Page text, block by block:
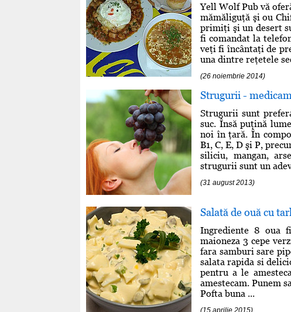
Yell Wolf Pub vă
mămăliguţă şi ou
primiţi şi un desert
fi comandat la
veţi fi încântaţi de
una dintre reţetele
(26 noiembrie 2014)
Strugurii -
Strugurii sunt
suc. Însă puţină
noi în ţară. În
B1, C, E, D şi P,
siliciu, mangan,
strugurii sunt un
(31 august 2013)
Salată de ouă cu
Ingrediente 8 oua
maioneza 3 cepe
fara samburi sare
salata rapida si
pentru a le
amestecam. Punem
Pofta buna ...
(15 aprilie 2015)